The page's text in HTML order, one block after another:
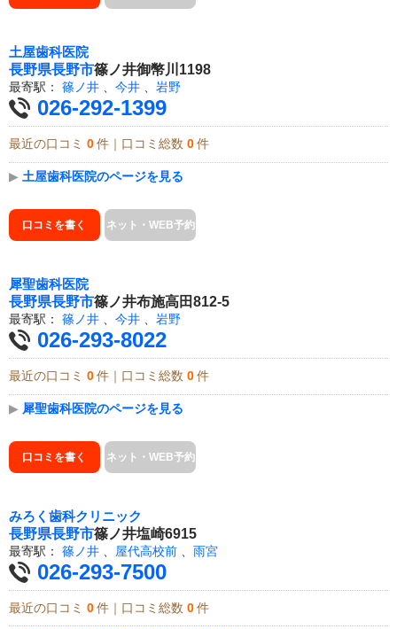
土屋歯科医院
長野県長野市篠ノ井御幣川1198
最寄駅： 篠ノ井 今井 岩野
026-292-1399
最近の口コミ 0 件｜口コミ総数 0 件
▶ 土屋歯科医院のページを見る
口コミを書く ネット・WEB予約
犀聖歯科医院
長野県長野市篠ノ井布施高田812-5
最寄駅： 篠ノ井 今井 岩野
026-293-8022
最近の口コミ 0 件｜口コミ総数 0 件
▶ 犀聖歯科医院のページを見る
口コミを書く ネット・WEB予約
みろく歯科クリニック
長野県長野市篠ノ井塩崎6915
最寄駅： 篠ノ井 屋代高校前 雨宮
026-293-7500
最近の口コミ 0 件｜口コミ総数 0 件